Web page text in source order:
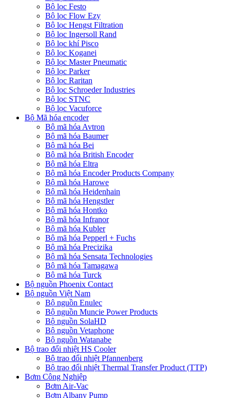
Bộ lọc Festo
Bộ lọc Flow Ezy
Bộ lọc Hengst Filtration
Bộ lọc Ingersoll Rand
Bộ lọc khí Pisco
Bộ lọc Koganei
Bộ lọc Master Pneumatic
Bộ lọc Parker
Bộ lọc Raritan
Bộ lọc Schroeder Industries
Bộ lọc STNC
Bộ lọc Vacuforce
Bộ Mã hóa encoder
Bộ mã hóa Avtron
Bộ mã hóa Baumer
Bộ mã hóa Bei
Bộ mã hóa British Encoder
Bộ mã hóa Eltra
Bộ mã hóa Encoder Products Company
Bộ mã hóa Harowe
Bộ mã hóa Heidenhain
Bộ mã hóa Hengstler
Bộ mã hóa Hontko
Bộ mã hóa Infranor
Bộ mã hóa Kubler
Bộ mã hóa Pepperl + Fuchs
Bộ mã hóa Precizika
Bộ mã hóa Sensata Technologies
Bộ mã hóa Tamagawa
Bộ mã hóa Turck
Bộ nguồn Phoenix Contact
Bộ nguồn Việt Nam
Bộ nguồn Enulec
Bộ nguồn Muncie Power Products
Bộ nguồn SolaHD
Bộ nguồn Vetaphone
Bộ nguồn Watanabe
Bộ trao đổi nhiệt HS Cooler
Bộ trao đổi nhiệt Pfannenberg
Bộ trao đổi nhiệt Thermal Transfer Product (TTP)
Bơm Công Nghiệp
Bơm Air-Vac
Bơm Albany Pump